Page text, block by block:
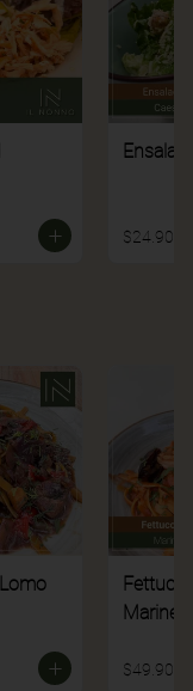
$24.900
Marinera
$49.900